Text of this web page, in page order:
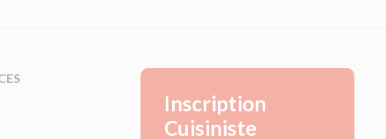
Inscription
Cuisiniste